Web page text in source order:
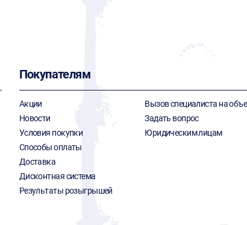
Покупателям
Акции
Новости
Условия покупки
Способы оплаты
Доставка
Дисконтная система
Результаты розыгрышей
Вызов специалиста на
Задать вопрос
Юридическим лицам